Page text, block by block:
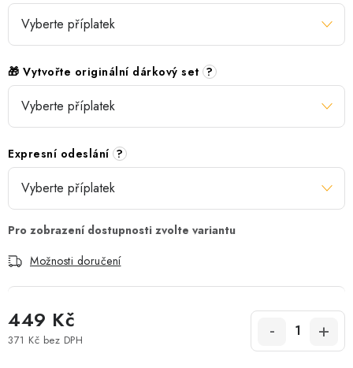
🎁 Vytvořte originální dárkový set ?
Expresní odeslání ?
Možnosti doručení
449 Kč
371 Kč bez DPH